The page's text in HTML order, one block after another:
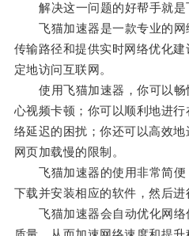
解决这一问题的好帮手就是
飞猫加速器是一款专业的网
传输路径和提供实时网络优化
定地访问互联网。
使用飞猫加速器，你可以畅
心视频卡顿；你可以顺利地进
络延迟的困扰；你还可以高效
网页加载慢的限制。
飞猫加速器的使用非常简便
下载并安装相应的软件，然后进
飞猫加速器会自动优化网络